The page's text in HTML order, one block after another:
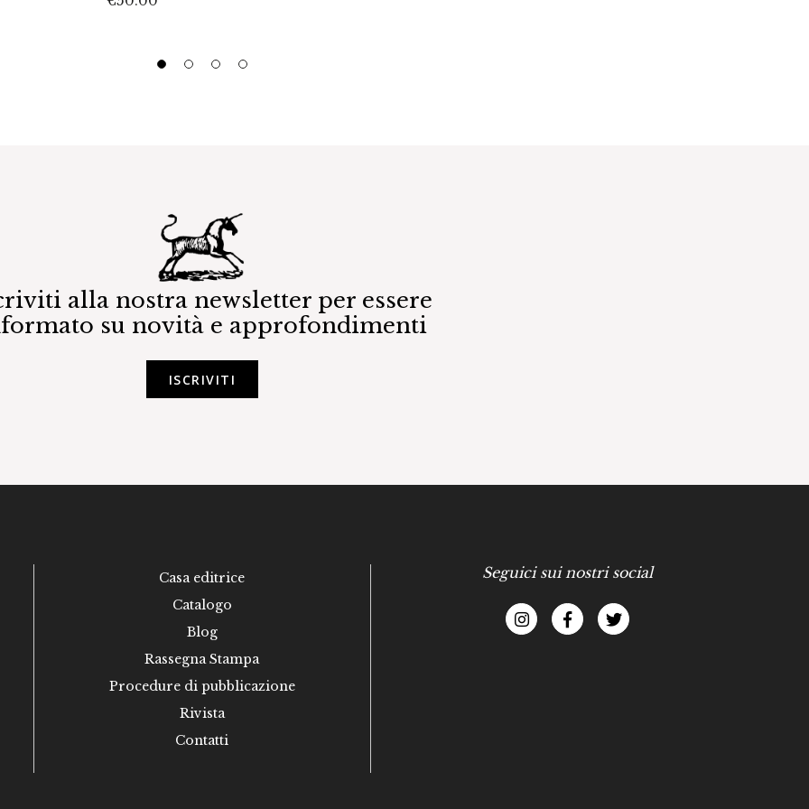
alla nostra newsletter per essere
su novità e approfondimenti
ISCRIVITI
Casa editrice
Catalogo
Blog
Rassegna Stampa
Procedure di pubblicazione
Rivista
Contatti
Seguici sui nostri social